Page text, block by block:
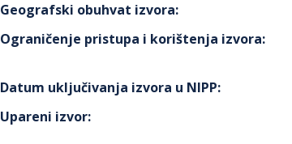
Geografski obuhvat izvora:
Ograničenje pristupa i korištenja izvora:
Datum uključivanja izvora u NIPP:
Upareni izvor: